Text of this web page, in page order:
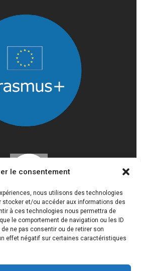
le consentement
nous utilisons des technologies
stocker et/ou accéder aux informations des
à ces technologies nous permettra de
le comportement de navigation ou les ID
ne pas consentir ou de retirer son
effet négatif sur certaines caractéristiques